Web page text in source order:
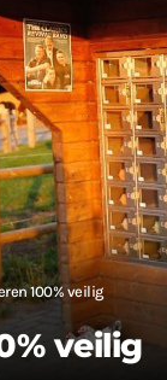
100% veilig
veilig